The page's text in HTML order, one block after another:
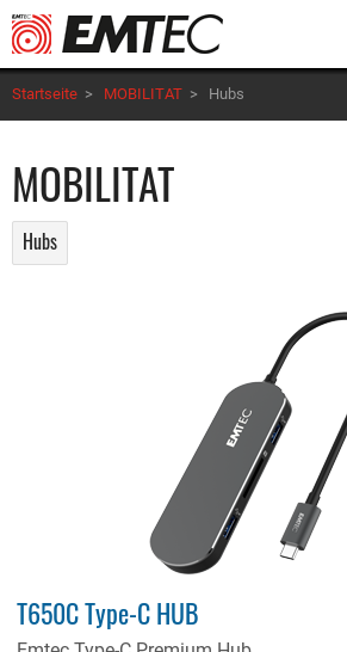
Direkt
zum
Inhalt
Startseite > MOBILITAT > Hubs
MOBILITAT
Hubs
T650C Type-C HUB